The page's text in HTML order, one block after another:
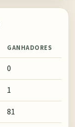
GANHADORES
0
1
81